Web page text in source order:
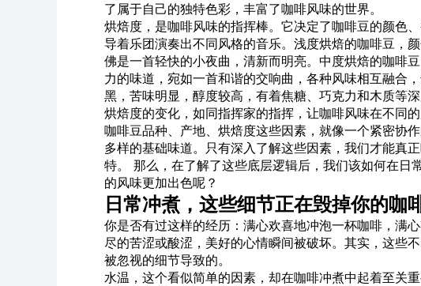
了属于自己的独特色彩，丰富了咖啡风味的世界。
烘焙度，是咖啡风味的指挥棒。它决定了咖啡豆的颜色
导着乐团演奏出不同风格的音乐。浅度烘焙的咖啡豆，
佛是一首轻快的小夜曲，清新而明亮。中度烘焙的咖啡
力的味道，宛如一首和谐的交响曲，各种风味相互融合
黑，苦味明显，醇度较高，有着焦糖、巧克力和木质等
烘焙度的变化，如同指挥家的指挥，让咖啡风味在不同
咖啡豆品种、产地、烘焙度这些因素，就像一个紧密协
多样的基础味道。只有深入了解这些因素，我们才能真
特。 那么，在了解了这些底层逻辑后，我们该如何在日
的风味更加出色呢？
日常冲煮，这些细节正在毁掉你的咖
你是否有过这样的经历：满心欢喜地冲泡一杯咖啡，满
尽的苦涩或酸涩，美好的心情瞬间被破坏。其实，这些
被忽视的细节导致的。
水温，这个看似简单的因素，却在咖啡冲煮中起着至关